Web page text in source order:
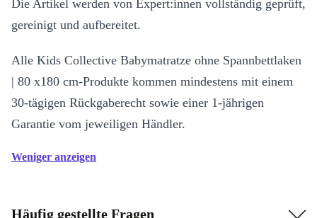
Die Artikel werden von Expert:innen vollständig geprüft,
gereinigt und aufbereitet.
Alle Kids Collective Babymatratze ohne Spannbettlaken
| 80 x180 cm-Produkte kommen mindestens mit einem
30-tägigen Rückgaberecht sowie einer 1-jährigen
Garantie vom jeweiligen Händler.
Weniger anzeigen
Häufig gestellte Fragen